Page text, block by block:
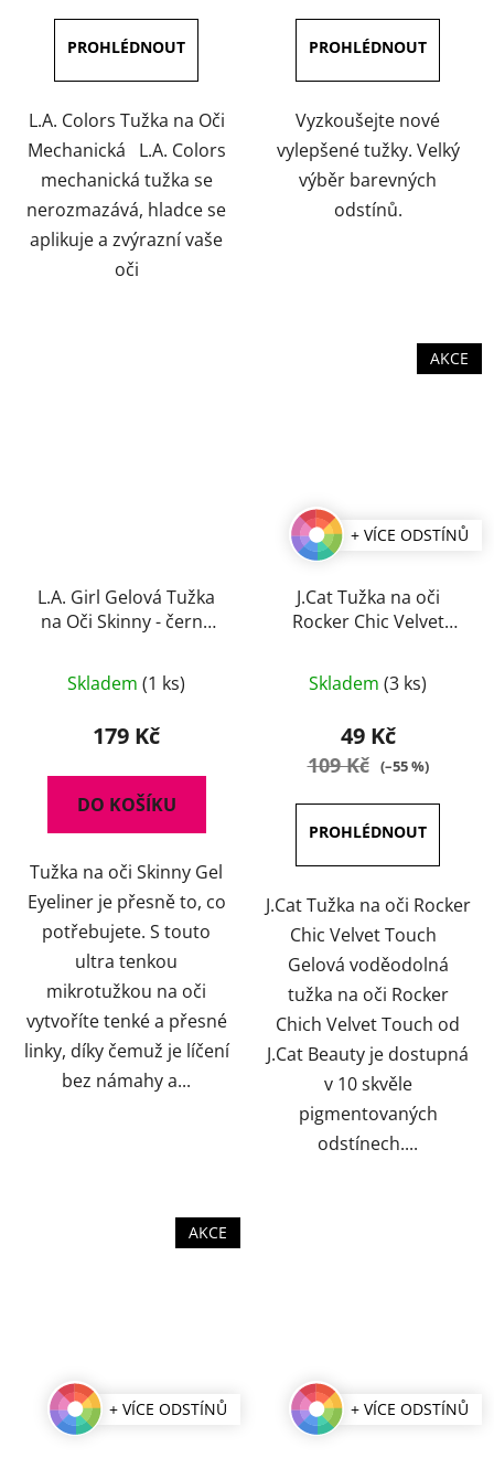
5,0
z
5
hvězdiček.
L.A. Colors Tužka na Oči
Mechanická L.A. Colors
mechanická tužka se
nerozmazává, hladce se
aplikuje a zvýrazní vaše
oči
4,0
z
5
hvězdiček.
Vyzkoušejte nové
vylepšené tužky. Velký
výběr barevných
odstínů.
L.A. Girl Gelová Tužka
na Oči Skinny - černá
hodnocení
produktu
4,5
z
hvězdiček.
Skladem (1 ks)
179 Kč
DO KOŠÍKU
Tužka na oči Skinny Gel
Eyeliner je přesně to, co
potřebujete. S touto
ultra tenkou
mikrotužkou na oči
vytvoříte tenké a přesné
linky, díky čemuž je líčení
bez námahy a...
AKCE
+ VÍCE ODSTÍNŮ
J.Cat Tužka na oči
Rocker Chic Velvet
hodnocení
produktu
je
5
hvězdiček.
Skladem (3 ks)
49 Kč
109 Kč (–55 %)
J.Cat Tužka na oči Rocker
Chic Velvet Touch
Gelová voděodolná
tužka na oči Rocker
Chich Velvet Touch od
J.Cat Beauty je dostupná
v 10 skvěle
pigmentovaných
odstínech....
AKCE
+ VÍCE ODSTÍNŮ + VÍCE ODSTÍNŮ